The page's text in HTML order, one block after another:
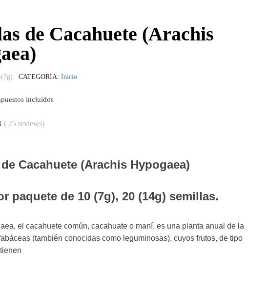
de Cacahuete (Arachis
CATEGORÍA Inicio
incluidos
( 25 reviews)
Cacahuete (Arachis Hypogaea)
paquete de 10 (7g), 20 (14g) semillas.
el cacahuete común, cacahuate o maní, es una planta anual de la
(también conocidas como leguminosas), cuyos frutos, de tipo